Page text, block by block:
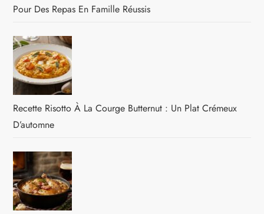
Pour Des Repas En Famille Réussis
Recette Risotto À La Courge Butternut : Un Plat Crémeux
D’automne